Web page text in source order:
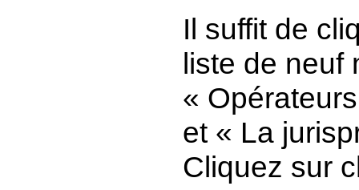
Il suffit de
liste de neuf
«
et « La
Cliquez sur